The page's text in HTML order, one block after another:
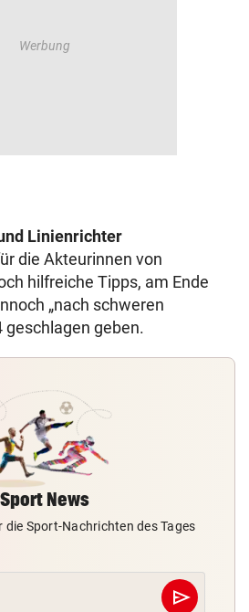
Linienrichter
die Akteurinnen von
hilfreiche Tipps, am Ende
„nach schweren
geschlagen geben.
Sport News
Sport-Nachrichten des Tages
send
Abschicken